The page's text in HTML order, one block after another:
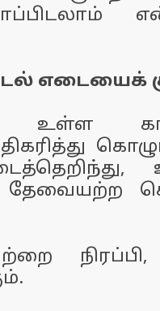
எடையைக்
உள்ள
நிரப்பி,